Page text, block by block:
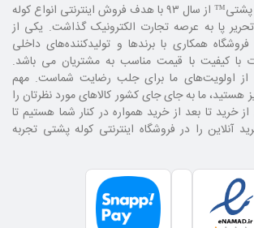
پشتی
™ از سال ۹۳ با هدف فروش اینترنتی انواع کوله
پا به عرصه تجارت الکترونیک گذاشت. یکی از
همکاری با برند‌ها و تولیدکننده‌های داخلی
کیفیت با قیمت مناسب به مشتریان می باشد.
از اولویت‌های ما برای جلب رضایت شماست. مهم
ما به جای جای کشور کالا‌های مورد نظرتان را
خرید تا بعد از خرید همواره در کنار شما هستیم تا
آنلاین را در فروشگاه اینترنتی کوله پشتی تجربه